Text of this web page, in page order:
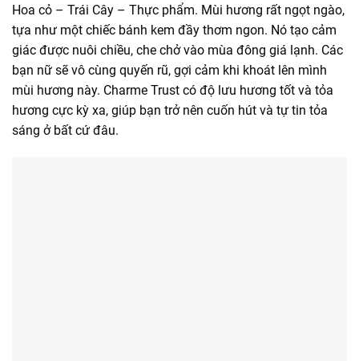
Hoa cỏ – Trái Cây – Thực phẩm. Mùi hương rất ngọt ngào,
tựa như một chiếc bánh kem đầy thơm ngon. Nó tạo cảm
giác được nuôi chiều, che chở vào mùa đông giá lạnh. Các
bạn nữ sẽ vô cùng quyến rũ, gợi cảm khi khoát lên mình
mùi hương này. Charme Trust có độ lưu hương tốt và tỏa
hương cực kỳ xa, giúp bạn trở nên cuốn hút và tự tin tỏa
sáng ở bất cứ đâu.